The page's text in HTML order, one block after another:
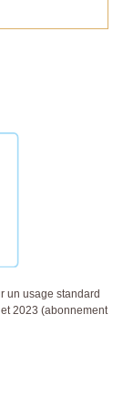
un usage standard
2023 (abonnement